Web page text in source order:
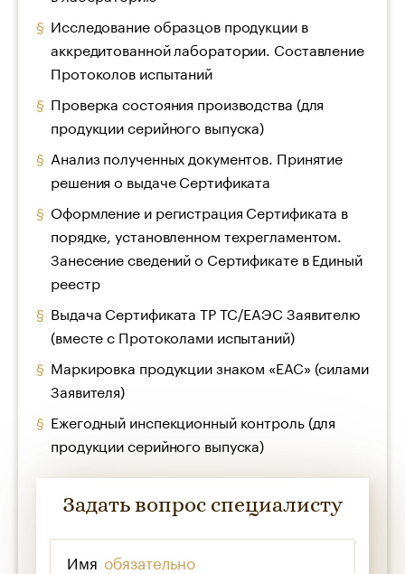
Исследование образцов продукции в
аккредитованной лаборатории. Составление
Протоколов испытаний
Проверка состояния производства (для
продукции серийного выпуска)
Анализ полученных документов. Принятие
решения о выдаче Сертификата
Оформление и регистрация Сертификата в
порядке, установленном техрегламентом.
Занесение сведений о Сертификате в Единый
реестр
Выдача Сертификата ТР ТС/ЕАЭС Заявителю
(вместе с Протоколами испытаний)
Маркировка продукции знаком «ЕАС» (силами
Заявителя)
Ежегодный инспекционный контроль (для
продукции серийного выпуска)
Задать вопрос специалисту
Имя *